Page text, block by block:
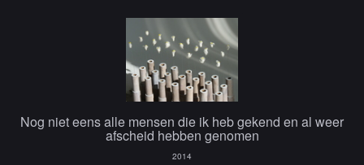
Nog niet eens alle mensen die ik heb gekend en al weer
afscheid hebben genomen
2014